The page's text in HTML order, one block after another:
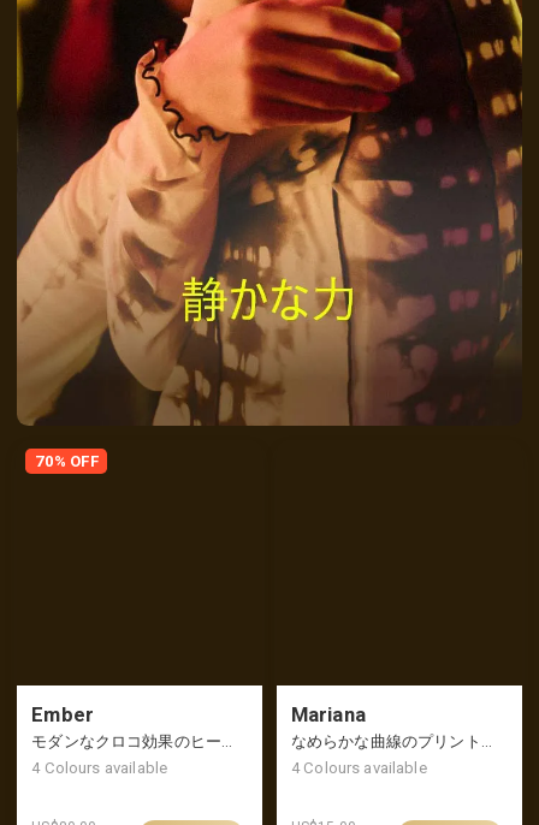
70% OFF
Ember
モダンなクロコ効果のヒールローファー、バックは潰して履くことも可能
4 Colours available
Mariana
なめらかな曲線のプリントヘアクロークリップ
4 Colours available